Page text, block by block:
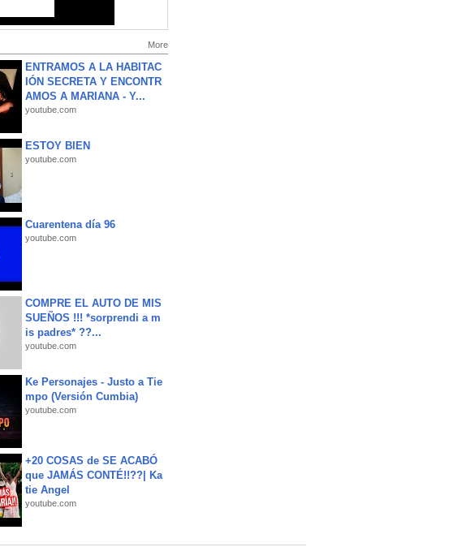
More
ENTRAMOS A LA HABITAC
IÓN SECRETA Y ENCONTR
AMOS A MARIANA - Y...
youtube.com
ESTOY BIEN
youtube.com
Cuarentena día 96
youtube.com
COMPRE EL AUTO DE MIS
SUEÑOS !!! *sorprendi a m
is padres* ??...
youtube.com
Ke Personajes - Justo a Tie
mpo (Versión Cumbia)
youtube.com
+20 COSAS de SE ACABÓ
que JAMÁS CONTÉ!!??| Ka
tie Angel
youtube.com